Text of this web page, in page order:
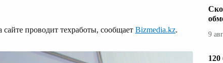
проводит техработы, сообщает Bizmedia.kz.
9